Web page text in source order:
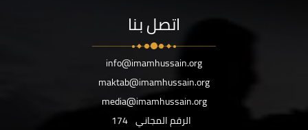
اتصل بنا
info@imamhussain.org
maktab@imamhussain.org
media@imamhussain.org
الرقم المجاني 174